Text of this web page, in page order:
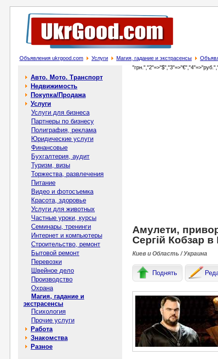
Объявления ukrgood.com Услуги Магия, гадание и экстрасенсы
Авто. Мото. Транспорт
Недвижимость
Покупка/Продажа
Услуги
Услуги для бизнеса
Партнеры по бизнесу
Полиграфия, реклама
Юридические услуги
Финансовые
Бухгалтерия, аудит
Туризм, визы
Торжества, развлечения
Питание
Видео и фотосъемка
Красота, здоровье
Услуги для животных
Частные уроки, курсы
Семинары, тренинги
Интернет и компьютеры
Строительство, ремонт
Бытовой ремонт
Перевозки
Швейное дело
Производство
Охрана
Магия, гадание и
экстрасенсы
Психология
Прочие услуги
Работа
Знакомства
Разное
Амулети,
Сергій Кобзар в
Киев и Область / Украина
Поднять